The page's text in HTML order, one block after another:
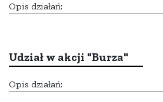
Opis działań:
Udział w akcji "Burza"
Opis działań: